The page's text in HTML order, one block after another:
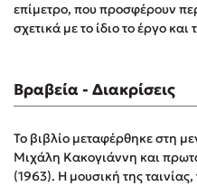
Εύκολη συνταγή για chicken
Πετρετζίκη!
Πάνω, κάτω, μπροστά, πίσω;
τάση σου!
Προσεχείς εκδηλώσεις
επίμετρο, που προσφέρουν
σχετικά με το ίδιο το έργο
Βραβεία - Διακρίσεις
Το βιβλίο μεταφέρθηκε στη
Μιχάλη Κακογιάννη και
(1963). Η μουσική της